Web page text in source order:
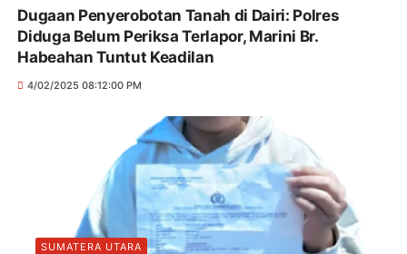
Dugaan Penyerobotan Tanah di Dairi: Polres
Diduga Belum Periksa Terlapor, Marini Br.
Habeahan Tuntut Keadilan
4/02/2025 08:12:00 PM
SUMATERA UTARA